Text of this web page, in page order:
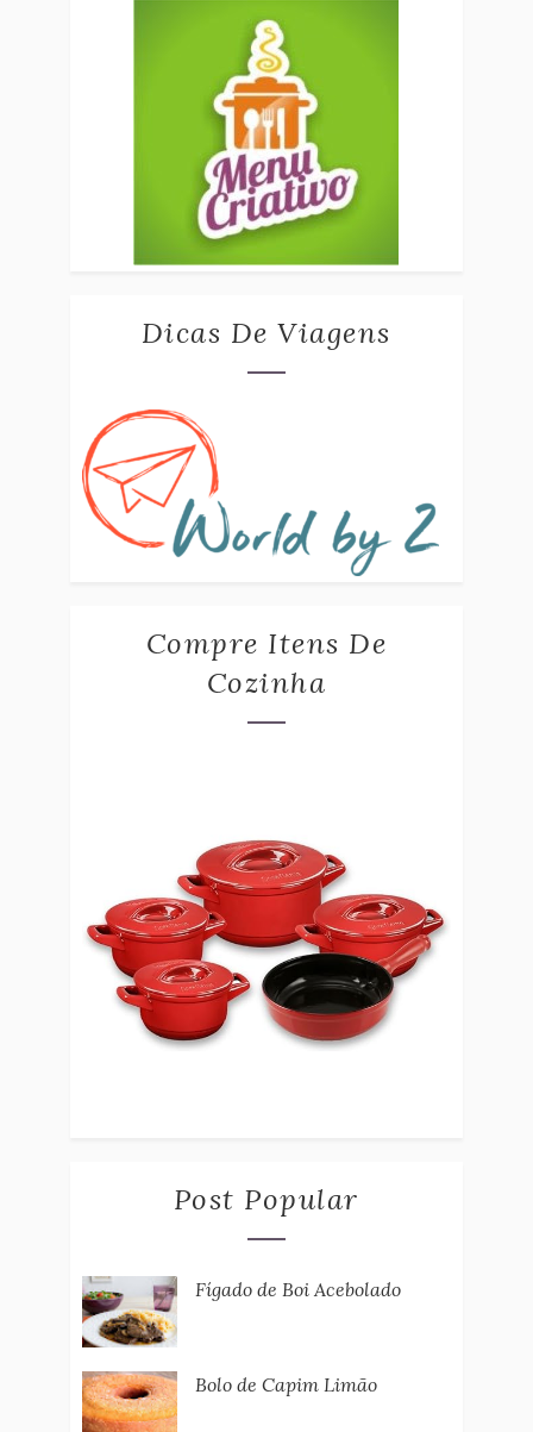
Dicas De Viagens
Compre Itens De
Cozinha
Post Popular
Fígado de Boi Acebolado
Bolo de Capim Limão